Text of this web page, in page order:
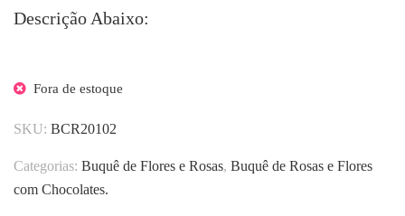
Descrição Abaixo:
Fora de estoque
SKU: BCR20102
Categorias: Buquê de Flores e Rosas, Buquê de Rosas e Flores
com Chocolates.